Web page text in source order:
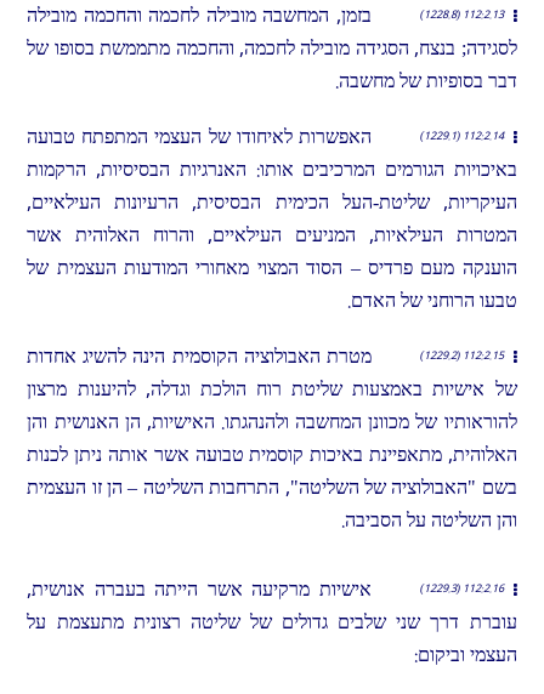
112:2.13 (1228.8)
בזמן, המחשבה מובילה לחכמה והחכמה מובילה
לסגידה; בנצח, הסגידה מובילה לחכמה, והחכמה מתממשת בסופו של
דבר בסופיות של מחשבה.
112:2.14 (1229.1)
האפשרות לאיחודו של העצמי המתפתח טבועה
באיכויות הגורמים המרכיבים אותו: האנרגיות הבסיסיות, הרקמות
העיקריות, שליטת-העל הכימית הבסיסית, הרעיונות העילאיים,
המטרות העילאיות, המניעים העילאיים, והרוח האלוהית אשר
הוענקה מעם פרדיס – הסוד המצוי מאחורי המודעות העצמית של
טבעו הרוחני של האדם.
112:2.15 (1229.2)
מטרת האבולוציה הקוסמית הינה להשיג אחדות
של אישיות באמצעות שליטת רוח הולכת וגדלה, להיענות מרצון
להוראותיו של מכוונן המחשבה ולהנהגתו. האישיות, הן האנושית והן
האלוהית, מתאפיינת באיכות קוסמית טבועה אשר אותה ניתן לכנות
בשם "האבולוציה של השליטה", התרחבות השליטה – הן זו העצמית
והן השליטה על הסביבה.
112:2.16 (1229.3)
אישיות מרקיעה אשר הייתה בעברה אנושית,
עוברת דרך שני שלבים גדולים של שליטה רצונית מתעצמת על
העצמי וביקום: